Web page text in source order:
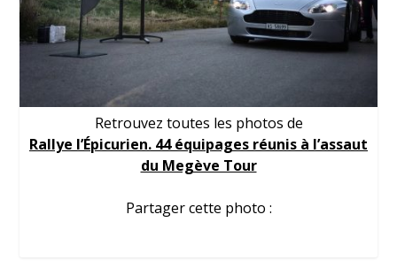
Retrouvez toutes les photos de
Rallye l’Épicurien. 44 équipages réunis à l’assaut
du Megève Tour
Partager cette photo :